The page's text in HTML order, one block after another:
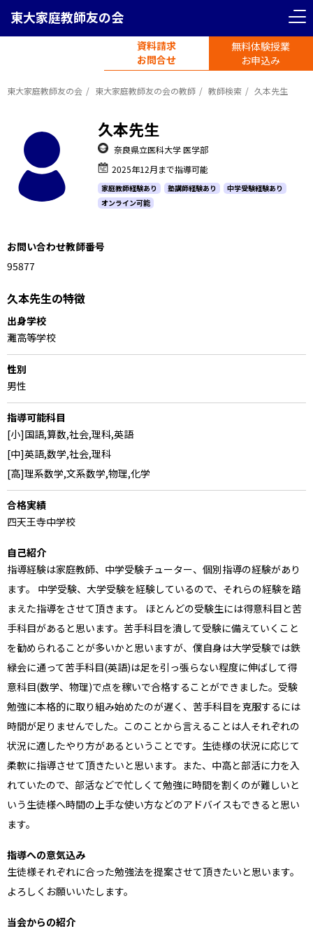
東大家庭教師友の会
資料請求
お問合せ
無料体験授業
お申込み
東大家庭教師友の会 東大家庭教師友の会の教師 教師検索 久本先生
久本先生
奈良県立医科大学 医学部
2025年12月まで指導可能
家庭教師経験あり 塾講師経験あり
中学受験経験あり
オンライン可能
お問い合わせ教師番号
950877
久本先生の特徴
出身学校
灘高等学校
性別
男性
指導可能科目
[小]国語,算数,社会,理科,英語
[中]英語,数学,社会,理科
[高]理系数学,文系数学,物理,化学
合格実績
四天王寺中学校
自己紹介
指導経験は家庭教師、中学受験チューター、個別指導の経験があり
ます。 中学受験、大学受験を経験しているので、それらの経験を踏
まえた指導をさせて頂きます。 ほとんどの受験生には得意科目と苦
手科目があると思います。苦手科目を潰して受験に備えていくこと
を勧められることが多いかと思いますが、僕自身は大学受験では鉄
緑会に通って苦手科目(英語)は足を引っ張らない程度に伸ばして得
意科目(数学、物理)で点を稼いで合格することができました。受験
勉強に本格的に取り組み始めたのが遅く、苦手科目を克服するには
時間が足りませんでした。このことから言えることは人それぞれの
状況に適したやり方があるということです。生徒様の状況に応じて
柔軟に指導させて頂きたいと思います。また、中高と部活に力を入
れていたので、部活などで忙しくて勉強に時間を割くのが難しいと
いう生徒様へ時間の上手な使い方などのアドバイスもできると思い
ます。
指導への意気込み
生徒様それぞれに合った勉強法を提案させて頂きたいと思います。
よろしくお願いいたします。
当会からの紹介